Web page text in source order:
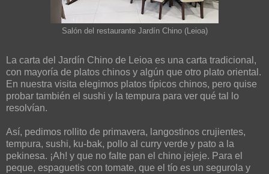
Salón del restaurante Jardín Chino (Leioa)
La carta del Jardín Chino de Leioa es una carta tradicional,
con mayoría de platos chinos y algún que otro plato oriental.
En nuestra visita elegimos platos típicos chinos, pero quise
probar también el sushi y la tempura para ver qué tal lo
resolvían.
Así, pedimos rollito de primavera, langostinos crujientes,
tempura, sushi, ku-bak, pollo al curry verde y pato a la
pekinesa. ¡Ah! y que no falte pan el chino jejeje. Para el
peque, espaguetis con tomate, que el tío es un segurola y